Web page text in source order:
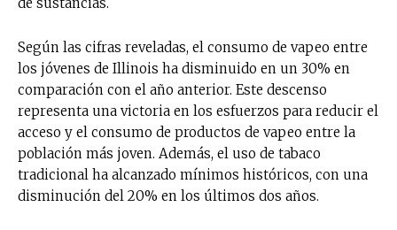
Según las cifras reveladas, el consumo de vapeo entre
los jóvenes de Illinois ha disminuido en un 30% en
comparación con el año anterior. Este descenso
representa una victoria en los esfuerzos para reducir el
acceso y el consumo de productos de vapeo entre la
población más joven. Además, el uso de tabaco
tradicional ha alcanzado mínimos históricos, con una
disminución del 20% en los últimos dos años.